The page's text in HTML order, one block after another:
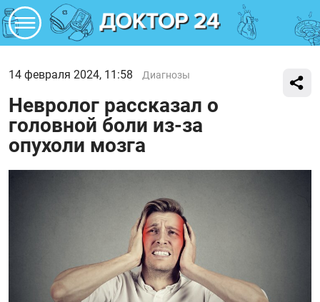
14 февраля 2024, 11:58 Диагнозы
Невролог рассказал о
головной боли из-за
опухоли мозга